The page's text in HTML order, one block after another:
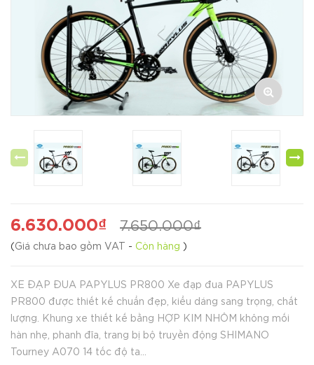
6.630.000₫ 7.650.000₫
( Giá chưa bao gồm VAT - Còn hàng )
XE ĐẠP ĐUA PAPYLUS PR800 Xe đạp đua PAPYLUS
PR800 được thiết kế chuẩn đẹp, kiểu dáng sang trọng, chất
lượng. Khung xe thiết kế bằng HỢP KIM NHÔM không mối
hàn nhẹ, phanh đĩa, trang bị bộ truyền động SHIMANO
Tourney A070 14 tốc độ ta...